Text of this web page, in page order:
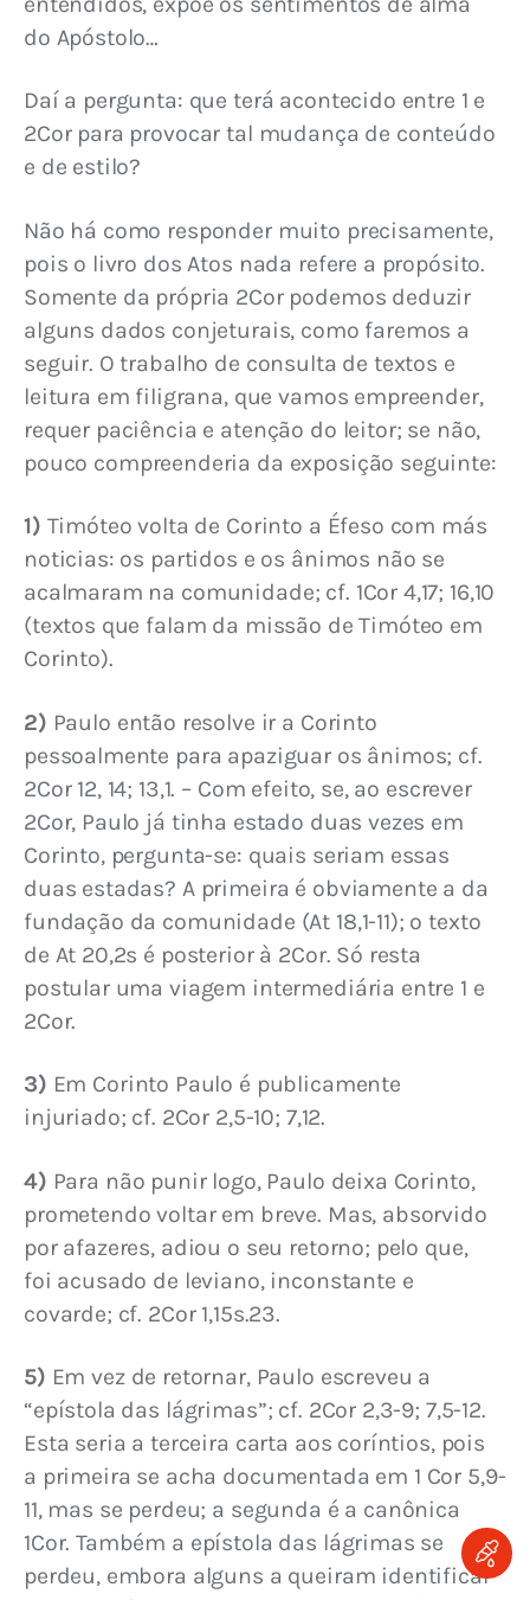
do Apóstolo…
Daí a pergunta: que terá acontecido entre 1 e
2Cor para provocar tal mudança de conteúdo
e de estilo?
Não há como responder muito precisamente,
pois o livro dos Atos nada refere a propósito.
Somente da própria 2Cor podemos deduzir
alguns dados conjeturais, como faremos a
seguir. O trabalho de consulta de textos e
leitura em filigrana, que vamos empreender,
requer paciência e atenção do leitor; se não,
pouco compreenderia da exposição seguinte:
1) Timóteo volta de Corinto a Éfeso com más
noticias: os partidos e os ânimos não se
acalmaram na comunidade; cf. 1Cor 4,17; 16,10
(textos que falam da missão de Timóteo em
Corinto).
2) Paulo então resolve ir a Corinto
pessoalmente para apaziguar os ânimos; cf.
2Cor 12, 14; 13,1. – Com efeito, se, ao escrever
2Cor, Paulo já tinha estado duas vezes em
Corinto, pergunta-se: quais seriam essas
duas estadas? A primeira é obviamente a da
fundação da comunidade (At 18,1-11); o texto
de At 20,2s é posterior à 2Cor. Só resta
postular uma viagem intermediária entre 1 e
2Cor.
3) Em Corinto Paulo é publicamente
injuriado; cf. 2Cor 2,5-10; 7,12.
4) Para não punir logo, Paulo deixa Corinto,
prometendo voltar em breve. Mas, absorvido
por afazeres, adiou o seu retorno; pelo que,
foi acusado de leviano, inconstante e
covarde; cf. 2Cor 1,15s.23.
5) Em vez de retornar, Paulo escreveu a
“epístola das lágrimas”; cf. 2Cor 2,3-9; 7,5-12.
Esta seria a terceira carta aos coríntios, pois
a primeira se acha documentada em 1 Cor 5,9-
11, mas se perdeu; a segunda é a canônica
1Cor. Também a epístola das lágrimas se
perdeu, embora alguns a queiram identificar